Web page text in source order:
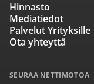
SEURAA NETTIMOTOA
Hinnasto
Mediatiedot
Palvelut Yrityksille
Ota yhteyttä